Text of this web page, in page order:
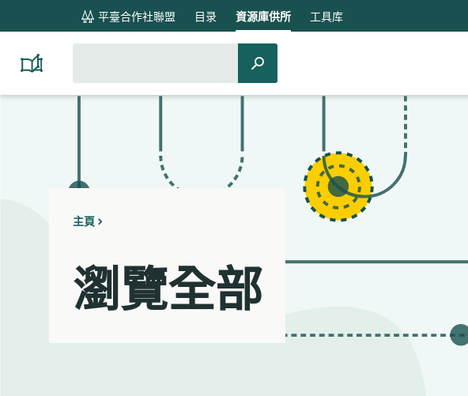
navigation
平臺合作社聯盟 目录 資源庫供所 工具库
Platform
Cooperativism
Resource
搜
索
主頁
瀏覽全部